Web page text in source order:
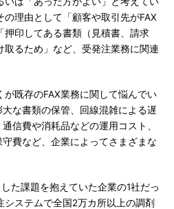
理由として「顧客や取引先がFAX
押印してある書類（見積書、請求
るため」など、受発注業務に関連
既存のFAX業務に関して悩んでい
な書類の保管、回線混雑による遅
信費や消耗品などの運用コスト、
費など、企業によってさまざまな
た課題を抱えていた企業の1社だっ
ステムで全国2万カ所以上の調剤